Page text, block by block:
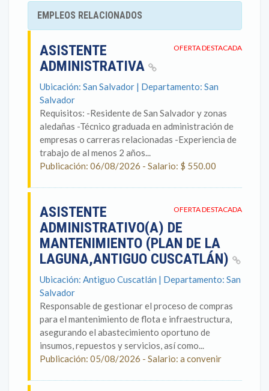
EMPLEOS RELACIONADOS
OFERTA DESTACADA
ASISTENTE
ADMINISTRATIVA
Ubicación: San Salvador | Departamento: San
Salvador
Requisitos: -Residente de San Salvador y zonas
aledañas -Técnico graduada en administración de
empresas o carreras relacionadas -Experiencia de
trabajo de al menos 2 años...
Publicación: 06/08/2026 - Salario: $ 550.00
OFERTA DESTACADA
ASISTENTE
ADMINISTRATIVO(A) DE
MANTENIMIENTO (PLAN DE LA
LAGUNA,ANTIGUO CUSCATLÁN)
Ubicación: Antiguo Cuscatlán | Departamento: San
Salvador
Responsable de gestionar el proceso de compras
para el mantenimiento de flota e infraestructura,
asegurando el abastecimiento oportuno de
insumos, repuestos y servicios, así como...
Publicación: 05/08/2026 - Salario: a convenir